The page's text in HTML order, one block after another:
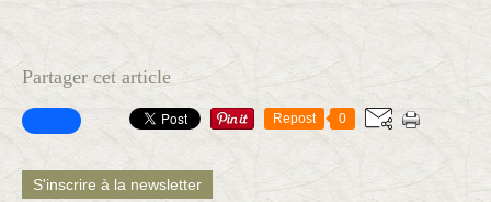
Partager cet article
Repost 0
S'inscrire à la newsletter